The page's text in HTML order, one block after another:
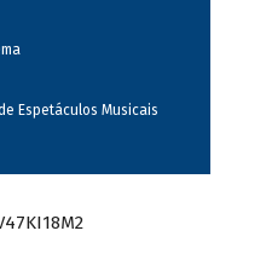
Espetáculos Musicais